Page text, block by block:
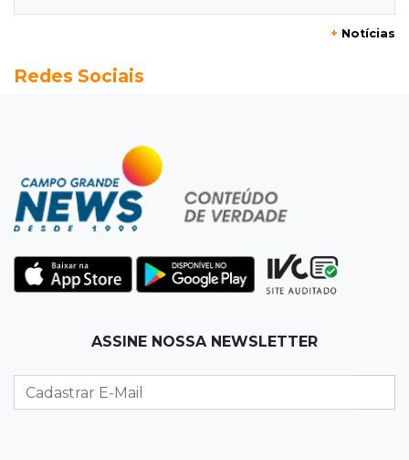
Gracyanne Barbosa se reconcilia com o pai em
R$ 200 mil
Operação descobre desvio de quase 100
toneladas de soja em MS
Obra do novo plenário da Assembleia chega a
10% e prevê 5 gabinetes extras
Coisa de brasileiro
mensagens do Pix
+ Notícias
Redes Sociais
ASSINE NOSSA NEWSLETTER